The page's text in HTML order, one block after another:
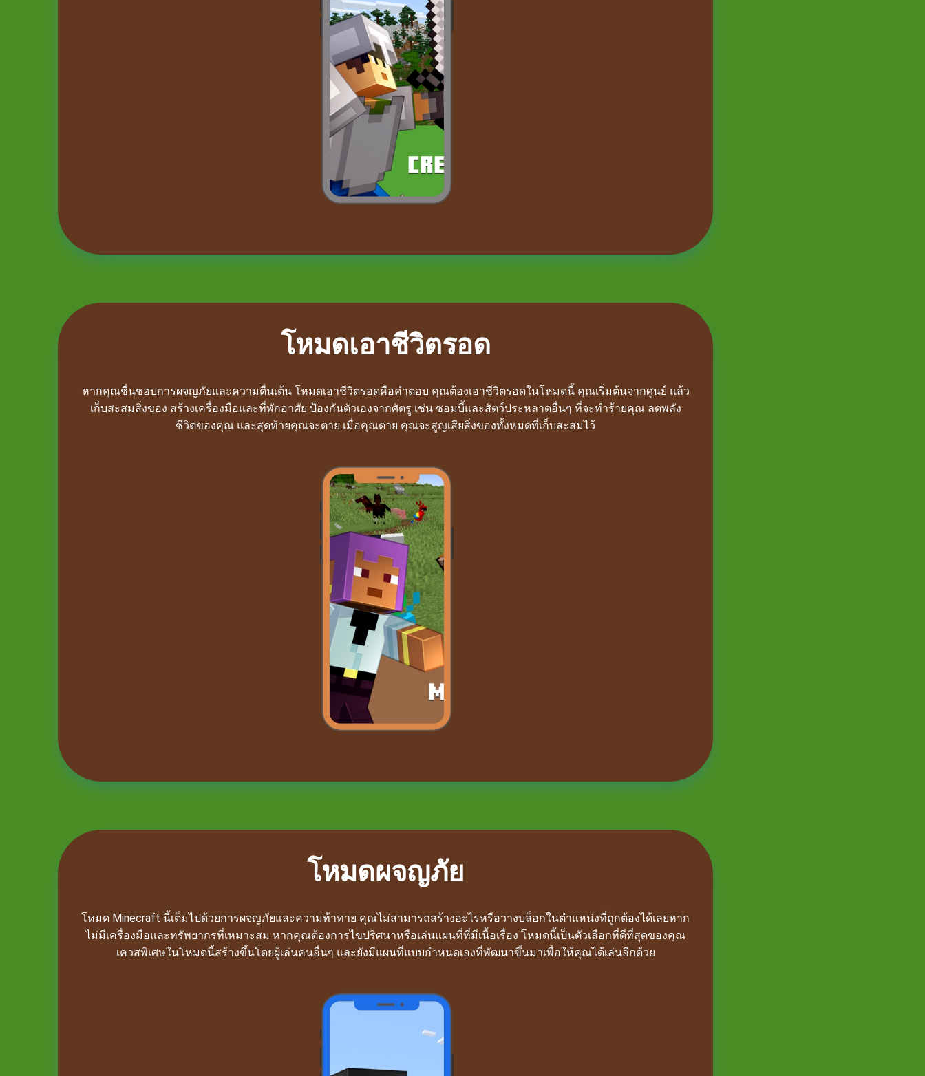
โหมดเอาชีวิตรอด
หากคุณชื่นชอบการผจญภัยและความตื่นเต้น โหมดเอาชีวิตรอดคือคำตอบ คุณต้องเอาชีวิตรอดในโหมดนี้ คุณเริ่มต้นจากศูนย์ แล้ว
เก็บสะสมสิ่งของ สร้างเครื่องมือและที่พักอาศัย ป้องกันตัวเองจากศัตรู เช่น ซอมบี้และสัตว์ประหลาดอื่นๆ ที่จะทำร้ายคุณ ลดพลัง
ชีวิตของคุณ และสุดท้ายคุณจะตาย เมื่อคุณตาย คุณจะสูญเสียสิ่งของทั้งหมดที่เก็บสะสมไว้
โหมดผจญภัย
โหมด Minecraft นี้เต็มไปด้วยการผจญภัยและความท้าทาย คุณไม่สามารถสร้างอะไรหรือวางบล็อกในตำแหน่งที่ถูกต้องได้เลยหาก
ไม่มีเครื่องมือและทรัพยากรที่เหมาะสม หากคุณต้องการไขปริศนาหรือเล่นแผนที่ที่มีเนื้อเรื่อง โหมดนี้เป็นตัวเลือกที่ดีที่สุดของคุณ
เควสพิเศษในโหมดนี้สร้างขึ้นโดยผู้เล่นคนอื่นๆ และยังมีแผนที่แบบกำหนดเองที่พัฒนาขึ้นมาเพื่อให้คุณได้เล่นอีกด้วย